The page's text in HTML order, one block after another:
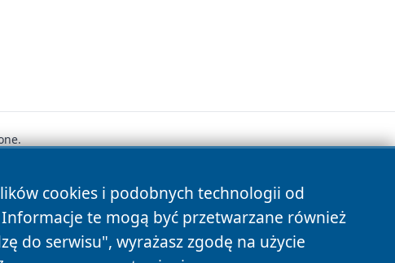
cookies i podobnych technologii od
te mogą być przetwarzane również
do serwisu", wyrażasz zgodę na użycie